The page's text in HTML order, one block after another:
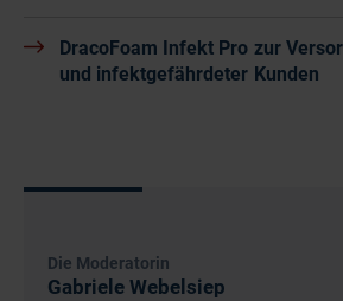
DracoFoam Infekt Pro zur
und infektgefährdeter Kunden
Die Moderatorin
Gabriele Webelsiep